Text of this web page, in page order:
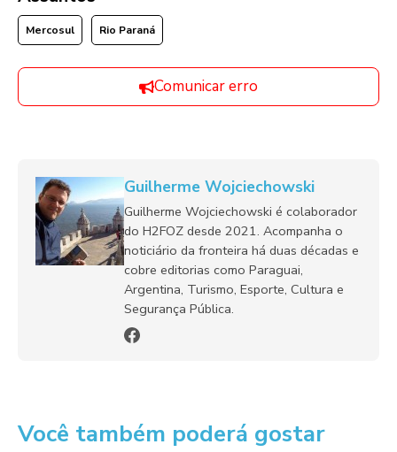
Mercosul Rio Paraná
Comunicar erro
Guilherme Wojciechowski
Guilherme Wojciechowski é colaborador
do H2FOZ desde 2021. Acompanha o
noticiário da fronteira há duas décadas e
cobre editorias como Paraguai,
Argentina, Turismo, Esporte, Cultura e
Segurança Pública.
Você também poderá gostar